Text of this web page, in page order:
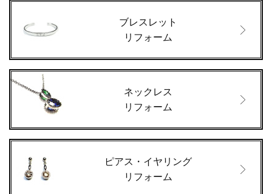
ブレスレット
リフォーム
ネックレス
リフォーム
ピアス・イヤリング
リフォーム